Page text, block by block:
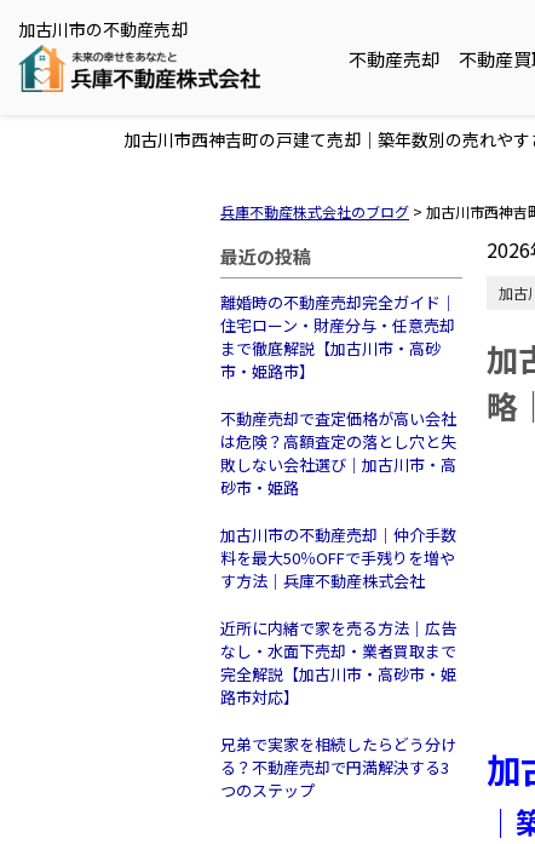
加古川市の不動産売却
不動産売却 不動産
加古川市西神吉町の戸建て売却｜築年数別の売れや
兵庫不動産株式会社のブログ > 加古川市西神吉
最近の投稿
離婚時の不動産売却完全ガイド｜
住宅ローン・財産分与・任意売却
まで徹底解説【加古川市・高砂
市・姫路市】
不動産売却で査定価格が高い会社
は危険？高額査定の落とし穴と失
敗しない会社選び｜加古川市・高
砂市・姫路
加古川市の不動産売却｜仲介手数
料を最大50％OFFで手残りを増や
す方法｜兵庫不動産株式会社
近所に内緒で家を売る方法｜広告
なし・水面下売却・業者買取まで
完全解説【加古川市・高砂市・姫
路市対応】
兄弟で実家を相続したらどう分け
る？不動産売却で円満解決する3
つのステップ
加古
加
略
加